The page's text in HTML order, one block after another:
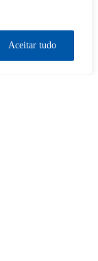
Aceitar tudo